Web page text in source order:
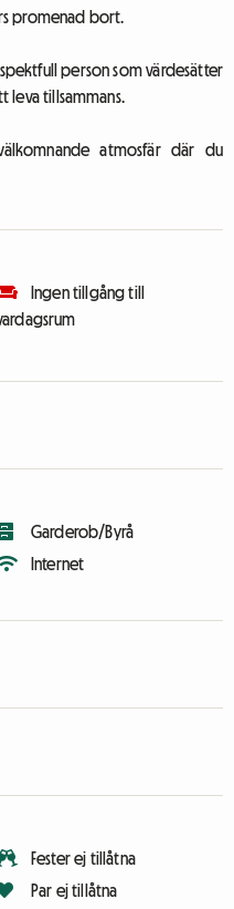
promenad bort.
person som värdesätter
leva tillsammans.
atmosfär där du
Ingen tillgång till
Garderob/Byrå
Internet
Fester ej tillåtna
Par ej tillåtna